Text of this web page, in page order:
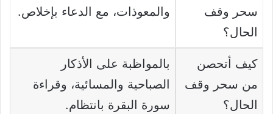
سحر وقف
الحال؟
والمعوذات، مع الدعاء بإخلاص.
كيف أتحصن
من سحر وقف
الحال؟
بالمواظبة على الأذكار
الصباحية والمسائية، وقراءة
سورة البقرة بانتظام.